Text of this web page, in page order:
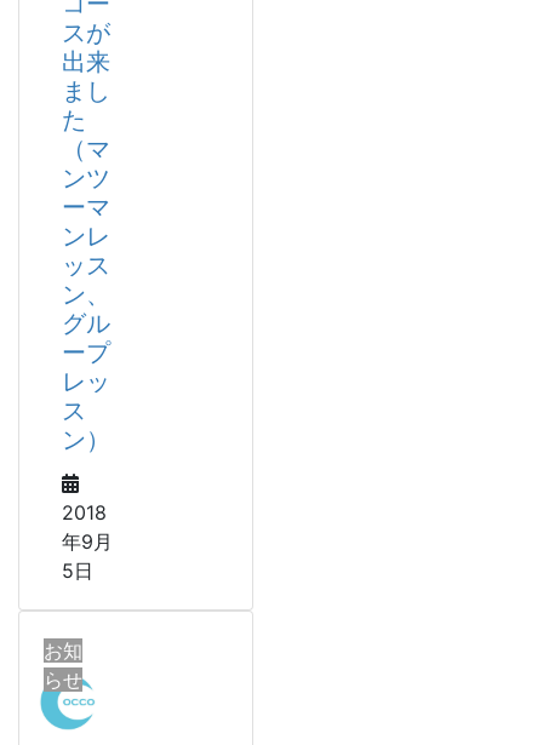
スが
出来
まし
た
（マ
ンツ
ーマ
ンレ
ッス
ン、
グル
ープ
レッ
ス
ン）
2018
年9月
5日
お知
らせ